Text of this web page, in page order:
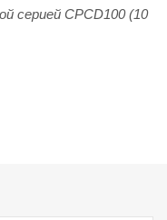
серией CPCD100 (10